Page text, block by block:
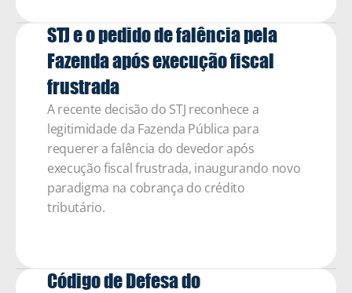
STJ e o pedido de falência pela
Fazenda após execução fiscal
frustrada
A recente decisão do STJ reconhece a
legitimidade da Fazenda Pública para
requerer a falência do devedor após
execução fiscal frustrada, inaugurando novo
paradigma na cobrança do crédito
tributário.
Código de Defesa do